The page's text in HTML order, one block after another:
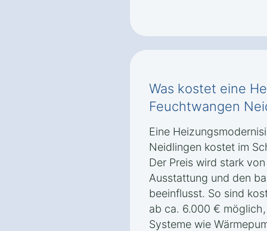
Was kostet eine
Feuchtwangen
Eine
Neidlingen kostet im
Der Preis wird stark
Ausstattung und den
beeinflusst. So sind
ab ca. 6.000 €
Systeme wie